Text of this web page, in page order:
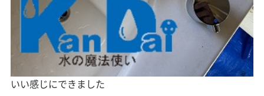
いい感じにできました